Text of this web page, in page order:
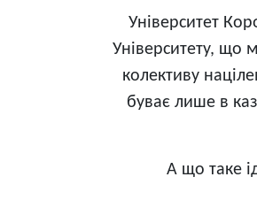
Університет
Університету, що
колективу
буває лише в
А що таке